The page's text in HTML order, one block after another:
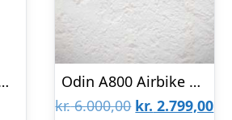
X Wind Screen
Odin A800 Airbike Motionscykel
kr.6.000,00 Den
kr. 2.799,00Den